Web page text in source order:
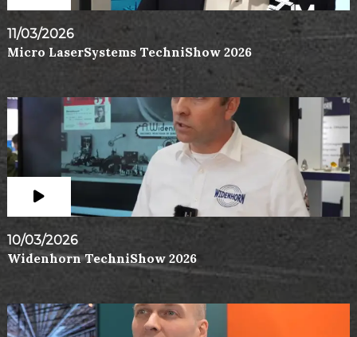
11/03/2026
Micro LaserSystems TechniShow 2026
10/03/2026
Widenhorn TechniShow 2026